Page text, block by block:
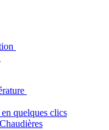
quelques clics